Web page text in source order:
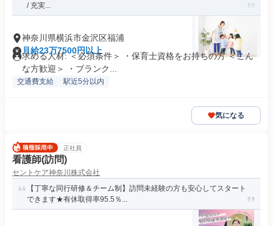
/ 充実...
神奈川県横浜市金沢区福浦
月給23万7500円以上
求める人材: ＜必須条件＞ ・保育士資格をお持ちの方 ＜こん
な方歓迎＞ ・ブランク...
交通費支給 駅近5分以内
気になる
正社員
看護師(訪問)
セントケア神奈川株式会社
【丁寧な同行研修＆チーム制】訪問未経験の方も安心してスタート
できます★有休取得率95.5％...